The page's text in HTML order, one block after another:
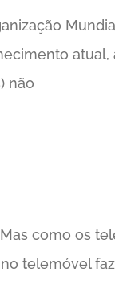
atual,
não
como os
telemóvel